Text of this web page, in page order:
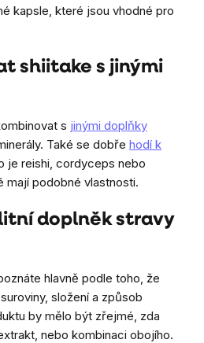
kapsle, které jsou vhodné pro
shiitake s jinými
s jinými doplňky
Také se dobře hodí k
je reishi, cordyceps nebo
mají podobné vlastnosti.
doplněk stravy
hlavně podle toho, že
složení a způsob
by mělo být zřejmé, zda
nebo kombinaci obojího.